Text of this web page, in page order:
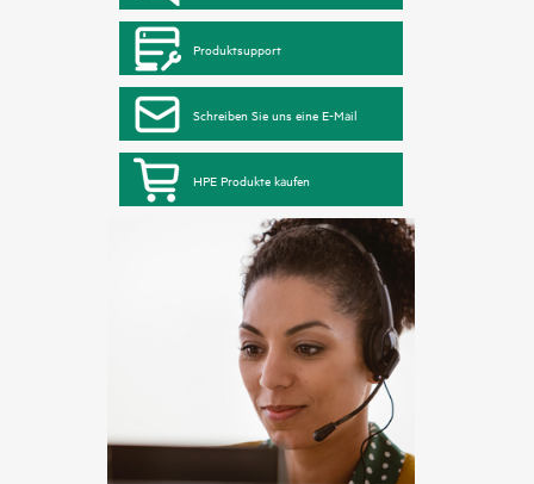
Produktsupport
Schreiben Sie uns eine E-Mail
HPE Produkte kaufen